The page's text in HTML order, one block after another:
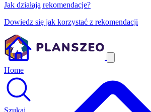
Jak działają rekomendacje?
Dowiedz się jak korzystać z rekomendacji
Home
Szukaj